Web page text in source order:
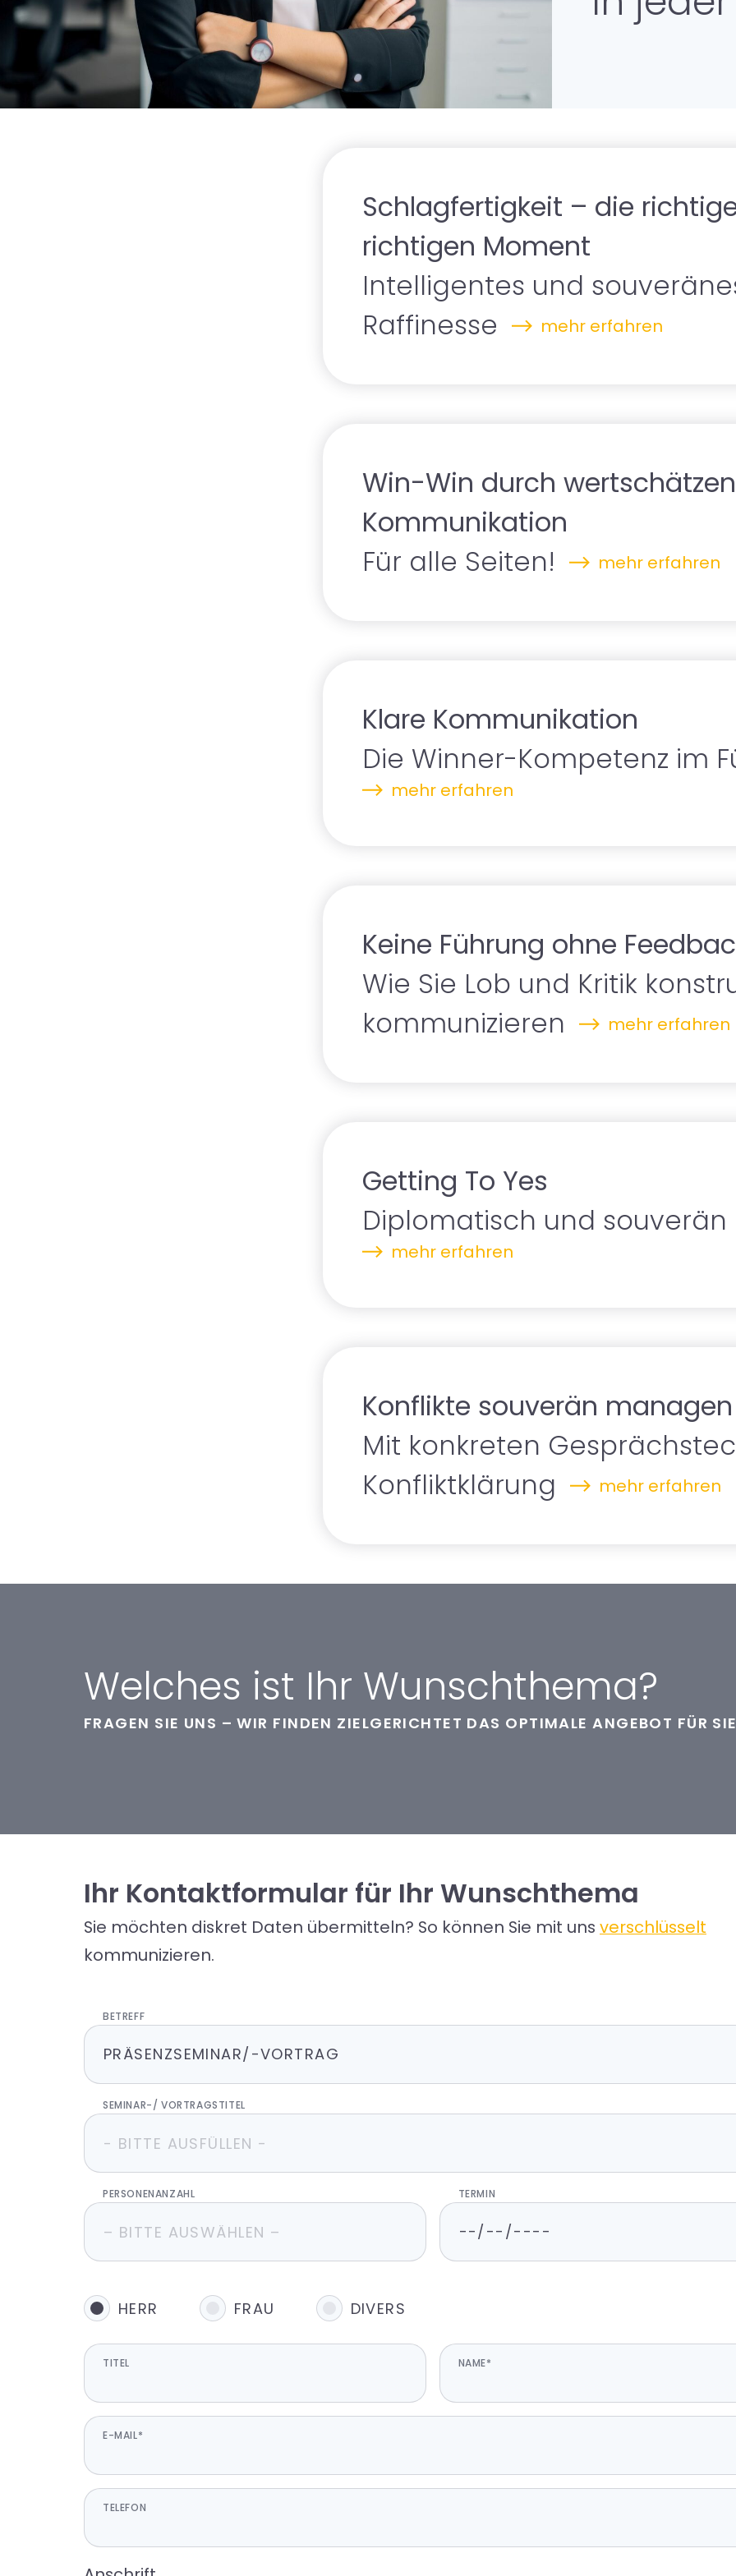
Schlagfertigkeit – die
richtigen Moment
Intelligentes und
Raffinesse
mehr erfahren
Win-Win durch
Kommunikation
Für alle Seiten!
mehr erfahren
Klare Kommunikation
Die Winner-Kompetenz im
mehr erfahren
Keine Führung ohne
Wie Sie Lob und Kritik
kommunizieren
mehr erfahren
Getting To Yes
Diplomatisch und
mehr erfahren
Konflikte souverän managen
Mit konkreten
Konfliktklärung
mehr erfahren
Welches ist Ihr Wunschthema?
FRAGEN SIE UNS – WIR FINDEN ZIELGERICHTET DAS OPTIMALE ANGEBOT FÜR
Ihr Kontaktformular für Ihr Wunschthema
Sie möchten diskret Daten übermitteln? So können Sie mit uns verschlüsselt
kommunizieren.
BETREFF
SEMINAR-/ VORTRAGSTITEL
PERSONENANZAHL TERMIN
HERR FRAU DIVERS
TITEL NAME*
E-MAIL*
TELEFON